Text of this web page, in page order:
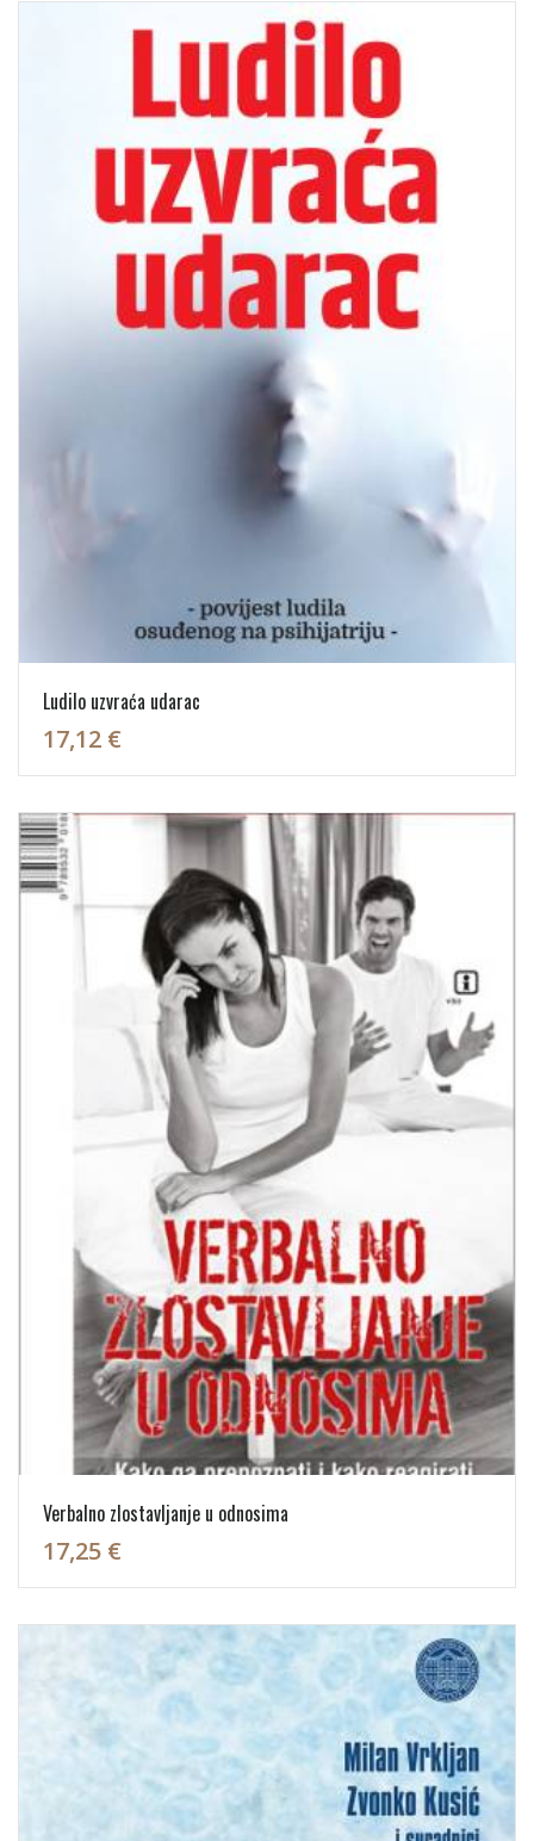
Ludilo uzvraća udarac
17,12 €
Verbalno zlostavljanje u odnosima
17,25 €